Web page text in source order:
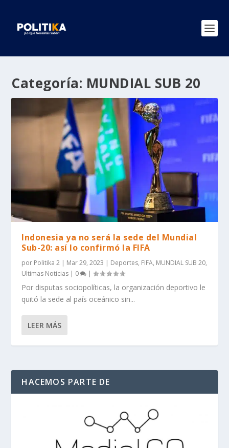
Categoría: MUNDIAL SUB 20
Indonesia ya no será la sede del Mundial
Sub-20: así lo confirmó la FIFA
por Politika 2 | Mar 29, 2023 | Deportes, FIFA, MUNDIAL SUB 20,
Ultimas Noticias | 0 |
Por disputas sociopolíticas, la organización deportivo le
quitó la sede al país oceánico sin...
LEER MÁS
HACEMOS PARTE DE